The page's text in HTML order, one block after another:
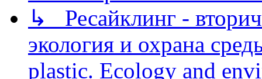
↳ Ресайклинг -
экология и охрана
plastic. Ecology and